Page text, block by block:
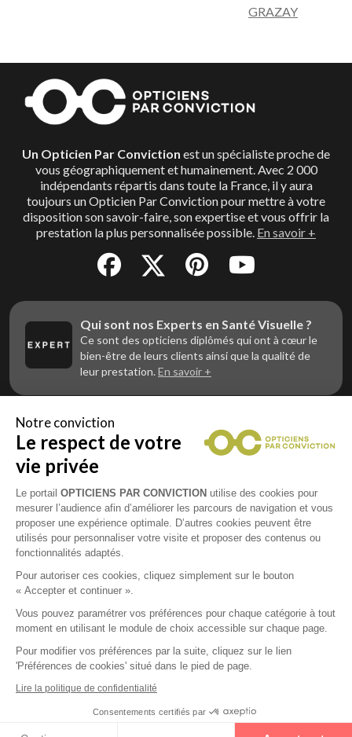
GRAZAY
Un Opticien Par Conviction est un spécialiste proche de
vous géographiquement et humainement. Avec 2 000
indépendants répartis dans toute la France, il y aura
toujours un Opticien Par Conviction pour mettre à votre
disposition son savoir-faire, son expertise et vous offrir la
prestation la plus personnalisée possible. En savoir +
Qui sont nos Experts en Santé Visuelle ?
Ce sont des opticiens diplômés qui ont à cœur le
bien-être de leurs clients ainsi que la qualité de
leur prestation. En savoir +
Vous êtes un professionnel de la vue et
vous souhaitez nous rejoindre ?
Contactez Alliance Optic, la centrale d’achats et
d’accompagnement des opticiens indépendants
Contacts
2026 © Opticiens Par Conviction. Tous droits
Notre conviction
Le respect de votre
vie privée
Le portail OPTICIENS PAR CONVICTION utilise des cookies pour
mesurer l’audience afin d’améliorer les parcours de navigation et vous
proposer une expérience optimale. D’autres cookies peuvent être
utilisés pour personnaliser votre visite et proposer des contenus ou
fonctionnalités adaptés.
Pour autoriser ces cookies, cliquez simplement sur le bouton
« Accepter et continuer ».
Vous pouvez paramétrer vos préférences pour chaque catégorie à tout
moment en utilisant le module de choix accessible sur chaque page.
Pour modifier vos préférences par la suite, cliquez sur le lien
'Préférences de cookies' situé dans le pied de page.
Lire la politique de confidentialité
Consentements certifiés par